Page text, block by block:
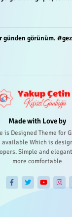
günden görünüm.
Made with Love by
is Designed Theme for
available Which is
Simple and
more comfortable